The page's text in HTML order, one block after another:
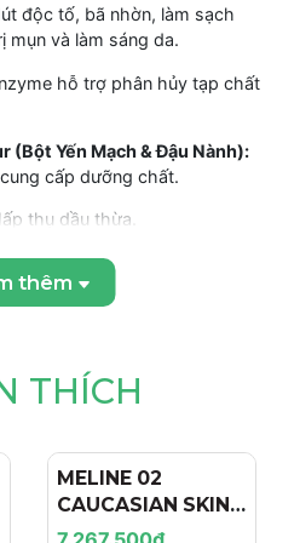
độc tố, bã nhờn, làm sạch
mụn và làm sáng da.
hỗ trợ phân hủy tạp chất
(Bột Yến Mạch & Đậu Nành):
cấp dưỡng chất.
thụ dầu thừa.
dịu da.
hiệu lão hóa: Kích thích tái tạo
Loại bỏ tế bào chết xỉn
các đốm sắc tố.
thêm
THÍCH
MELINE 02
CAUCASIAN SKIN
DAY/NIGHT / BỘ